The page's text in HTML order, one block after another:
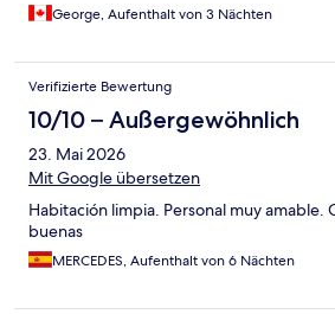
George, Aufenthalt von 3 Nächten
Verifizierte Bewertung
10/10 – Außergewöhnlich
23. Mai 2026
Mit Google übersetzen
Habitación limpia. Personal muy amable.
buenas
MERCEDES, Aufenthalt von 6 Nächten